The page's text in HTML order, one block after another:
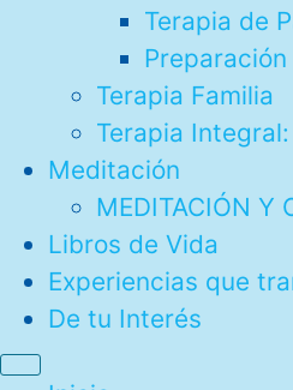
Terapia de
Terapia Familia
Terapia
Meditación
MEDITACIÓN Y
Libros de Vida
Experiencias que
De tu Interés